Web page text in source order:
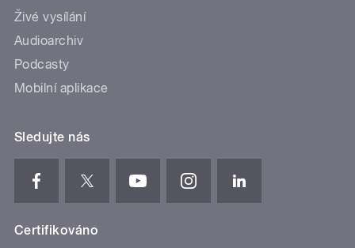
Živé vysílání
Audioarchiv
Podcasty
Mobilní aplikace
Sledujte nás
Certifikováno